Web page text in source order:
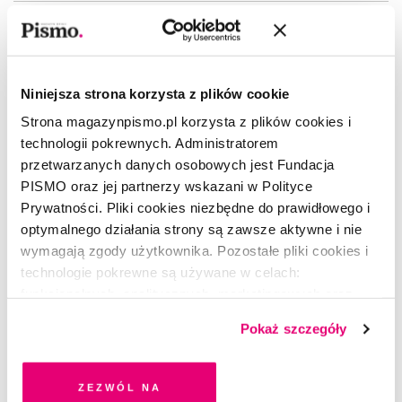
Niniejsza strona korzysta z plików cookie
Strona magazynpismo.pl korzysta z plików cookies i
technologii pokrewnych. Administratorem
przetwarzanych danych osobowych jest Fundacja
PISMO oraz jej partnerzy wskazani w Polityce
Prywatności. Pliki cookies niezbędne do prawidłowego i
optymalnego działania strony są zawsze aktywne i nie
wymagają zgody użytkownika. Pozostałe pliki cookies i
technologie pokrewne są używane w celach:
dobrowolną zgodę na pliki cookies i technologie
pokrewne, zgadzasz się na przechowywanie informacji
na Twoim urządzeniu końcowym lub dostęp do niego i
Pokaż szczegóły
Zezwól na
MINIATURY
Morsowanie